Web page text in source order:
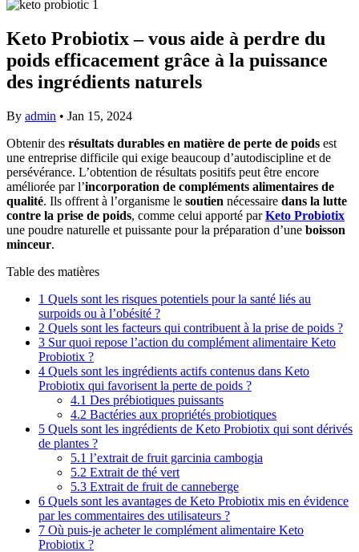
Keto Probiotix – vous aide à perdre du
poids efficacement grâce à la puissance
des ingrédients naturels
By admin • Jan 15, 2024
Obtenir des résultats durables en matière de perte de poids est
une entreprise difficile qui exige beaucoup d’autodiscipline et de
persévérance. L’obtention de résultats positifs peut être encore
améliorée par l’incorporation de compléments alimentaires de
qualité. Ils offrent à l’organisme le soutien nécessaire dans la lutte
contre la prise de poids, comme celui apporté parKeto Probiotix
une poudre naturelle et puissante pour la préparation d’une boisson
minceur.
Table des matières
1 Quels sont les risques potentiels pour la santé liés au
surpoids ou à l’obésité ?
2 Quels sont les facteurs qui contribuent à la prise de poids ?
3 Sur quoi repose l’action du complément alimentaire Keto
Probiotix ?
4 Quels sont les ingrédients actifs contenus dans Keto
Probiotix qui favorisent la perte de poids ?
4.1 Des prébiotiques puissants
4.2 Bactéries aux propriétés probiotiques
5 Quels sont les ingrédients de Keto Probiotix qui sont dérivés
de plantes ?
5.1 l’extrait de fruit garcinia cambogia
5.2 Extrait de thé vert
5.3 Extrait de fruit de canneberge
6 Quels sont les avantages de Keto Probiotix mis en évidence
par les commentaires des utilisateurs ?
7 Où puis-je acheter le complément alimentaire Keto
Probiotix ?